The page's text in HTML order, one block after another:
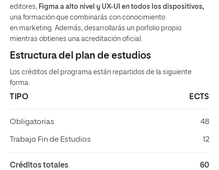
editores, Figma a alto nivel y UX-UI en todos los dispositivos,
una formación que combinarás con conocimiento
en marketing. Además, desarrollarás un porfolio propio
mientras obtienes una acreditación oficial.
Estructura del plan de estudios
Los créditos del programa están repartidos de la siguiente
forma:
TIPO ECTS
Obligatorias 48
Trabajo Fin de Estudios 12
Créditos totales 60